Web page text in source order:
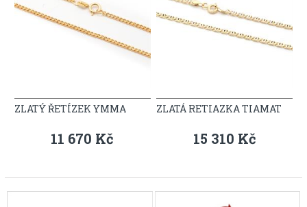
ZLATÝ ŘETÍZEK YMMA
11 670 Kč
ZLATÁ RETIAZKA TIAMAT
15 310 Kč